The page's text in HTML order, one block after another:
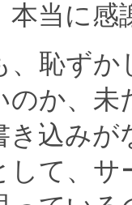
本当に感
、恥ず
のか、未
き込み
して、サ